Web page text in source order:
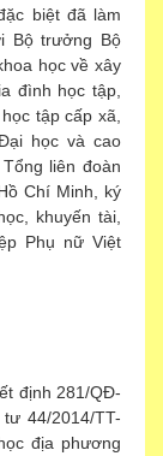
biệt đã làm
Bộ trưởng Bộ
học về xây
đình học tập,
tập cấp xã,
học và cao
liên đoàn
Chí Minh, ký
khuyến tài,
Phụ nữ Việt
định 281/QĐ-
44/2014/TT-
địa phương